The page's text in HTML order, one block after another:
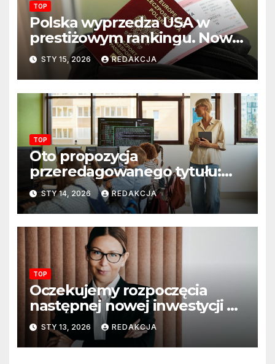
TOP
Polska wyprzedza USA w
prestiżowym rankingu. Nowy
układ sił na świecie?
STY 15, 2026 REDAKCJA
TOP
Oto propozycja
przeredagowanego tytułu:
Resort edukacji szkoli
nauczycieli z wykorzystania
sztucznej inteligencji. AI
pojawi się na zajęciach
szkolnych
STY 14, 2026 REDAKCJA
TOP
Oczekujemy rozpoczęcia
następnej nowej inwestycji w
ciągu najbliższego półrocza
STY 13, 2026 REDAKCJA